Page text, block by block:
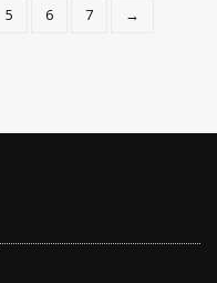
5 6 7 →